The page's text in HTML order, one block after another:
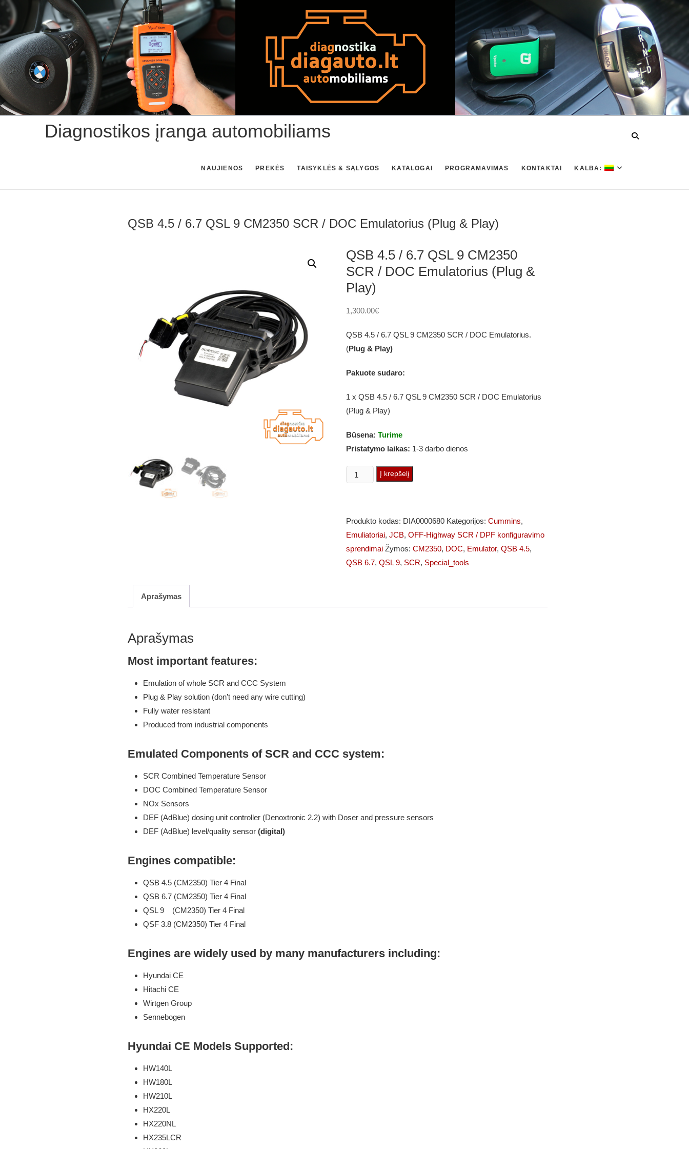
Skip
content
Diagnostikos įranga automobiliams
NAUJIENOS PREKĖS TAISYKLĖS & SĄLYGOS KATALOGAI PROGRAMAVIMAS KONTAKTAI KALBA:
QSB 4.5 / 6.7 QSL 9 CM2350 SCR / DOC Emulatorius (Plug & Play)
QSB 4.5 / 6.7 QSL 9 CM2350
SCR / DOC Emulatorius (Plug &
Play)
1,300.00€
QSB 4.5 / 6.7 QSL 9 CM2350 SCR / DOC Emulatorius.
(Plug & Play)
Pakuote sudaro:
1 x QSB 4.5 / 6.7 QSL 9 CM2350 SCR / DOC Emulatorius
(Plug & Play)
Būsena: Turime
Pristatymo laikas: 1-3 darbo dienos
produkto
kiekis:
QSL
9
Į krepšelį
Produkto kodas: DIA0000680 Kategorijos: Cummins,
Emuliatoriai, JCB, OFF-Highway SCR / DPF konfiguravimo
sprendimai Žymos: CM2350, DOC, Emulator, QSB 4.5,
QSB 6.7, QSL 9, SCR, Special_tools
Aprašymas
Aprašymas
Most important features:
Emulation of whole SCR and CCC System
Plug & Play solution (don’t need any wire cutting)
Fully water resistant
Produced from industrial components
Emulated Components of SCR and CCC system:
SCR Combined Temperature Sensor
DOC Combined Temperature Sensor
NOx Sensors
DEF (AdBlue) dosing unit controller (Denoxtronic 2.2) with Doser and pressure sensors
DEF (AdBlue) level/quality sensor (digital)
Engines compatible:
QSB 4.5 (CM2350) Tier 4 Final
QSB 6.7 (CM2350) Tier 4 Final
QSL 9 (CM2350) Tier 4 Final
QSF 3.8 (CM2350) Tier 4 Final
Engines are widely used by many manufacturers including:
Hyundai CE
Hitachi CE
Wirtgen Group
Sennebogen
Hyundai CE Models Supported:
HW140L
HW180L
HW210L
HX220L
HX220NL
HX235LCR